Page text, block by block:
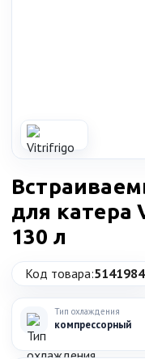
для катера
130 л
Код товара:5141984
Тип охлаждения
компрессорный